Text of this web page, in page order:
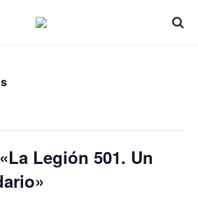
Legión 501. Un